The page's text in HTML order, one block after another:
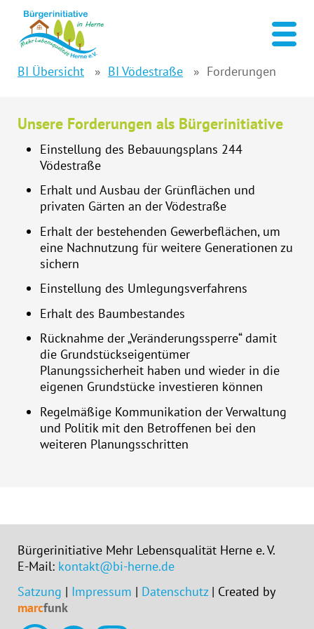
BI Übersicht BI Vödestraße Forderungen
Unsere Forderungen als Bürgerinitiative
Einstellung des Bebauungsplans 244
Vödestraße
Erhalt und Ausbau der Grünflächen und
privaten Gärten an der Vödestraße
Erhalt der bestehenden Gewerbeflächen, um
eine Nachnutzung für weitere Generationen zu
sichern
Einstellung des Umlegungsverfahrens
Erhalt des Baumbestandes
Rücknahme der „Veränderungssperre“ damit
die Grundstückseigentümer
Planungssicherheit haben und wieder in die
eigenen Grundstücke investieren können
Regelmäßige Kommunikation der Verwaltung
und Politik mit den Betroffenen bei den
weiteren Planungsschritten
Bürgerinitiative Mehr Lebensqualität Herne e. V.
E-Mail: kontakt@bi-herne.de
Satzung | Impressum | Datenschutz| Created by
marcfunk